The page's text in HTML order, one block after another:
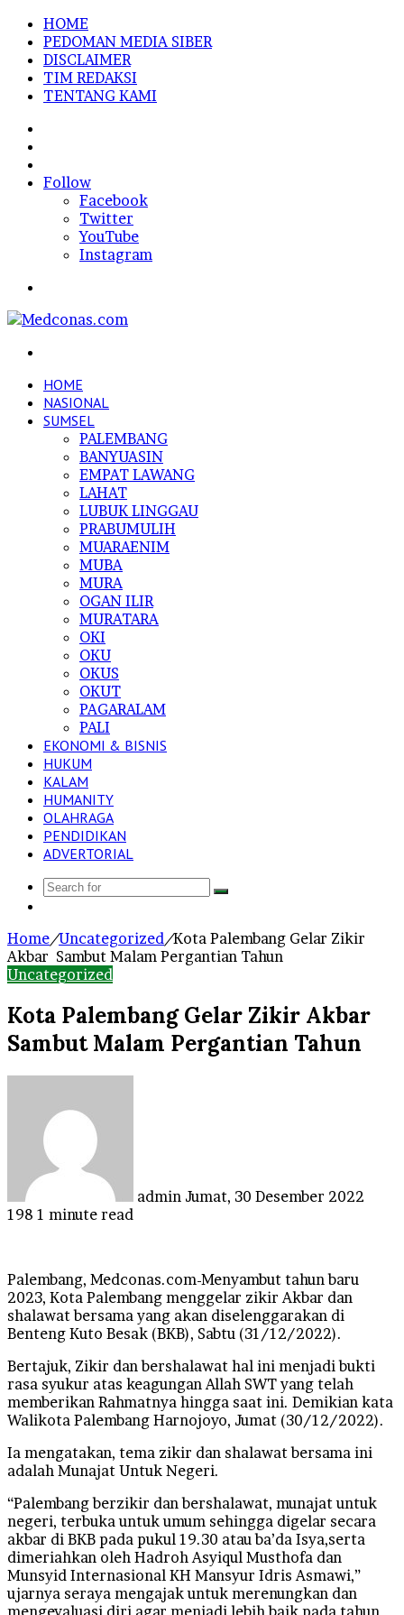
HOME
PEDOMAN MEDIA SIBER
DISCLAIMER
TIM REDAKSI
TENTANG KAMI
In
Follow
Facebook
Twitter
YouTube
Instagram
HOME
NASIONAL
SUMSEL
PALEMBANG
BANYUASIN
EMPAT LAWANG
LAHAT
LUBUK LINGGAU
PRABUMULIH
MUARAENIM
MUBA
MURA
OGAN ILIR
MURATARA
OKI
OKU
OKUS
OKUT
PAGARALAM
PALI
EKONOMI & BISNIS
HUKUM
KALAM
HUMANITY
OLAHRAGA
PENDIDIKAN
ADVERTORIAL
Search
Home/Uncategorized/Kota Palembang Gelar Zikir
Akbar Sambut Malam Pergantian Tahun
Uncategorized
Kota Palembang Gelar Zikir Akbar
Sambut Malam Pergantian Tahun
admin Jumat, 30 Desember 2022
198 1 minute read
Palembang, Medconas.com-Menyambut tahun baru
2023, Kota Palembang menggelar zikir Akbar dan
shalawat bersama yang akan diselenggarakan di
Benteng Kuto Besak (BKB), Sabtu (31/12/2022).
Bertajuk, Zikir dan bershalawat hal ini menjadi bukti
rasa syukur atas keagungan Allah SWT yang telah
memberikan Rahmatnya hingga saat ini. Demikian kata
Walikota Palembang Harnojoyo, Jumat (30/12/2022).
Ia mengatakan, tema zikir dan shalawat bersama ini
adalah Munajat Untuk Negeri.
“Palembang berzikir dan bershalawat, munajat untuk
negeri, terbuka untuk umum sehingga digelar secara
akbar di BKB pada pukul 19.30 atau ba’da Isya,serta
dimeriahkan oleh Hadroh Asyiqul Musthofa dan
Munsyid Internasional KH Mansyur Idris Asmawi,”
ujarnya seraya mengajak untuk merenungkan dan
mengevaluasi diri agar menjadi lebih baik pada tahun